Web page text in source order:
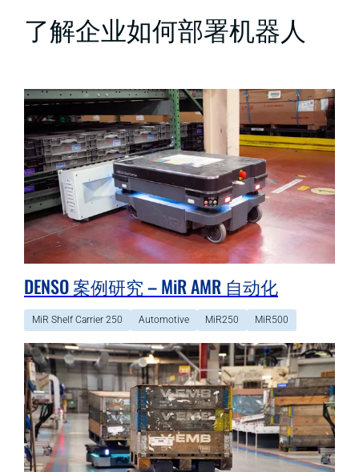
了解企业如何部署机器人
DENSO 案例研究 – MiR AMR 自动化
MiR Shelf Carrier 250 Automotive MiR250 MiR500